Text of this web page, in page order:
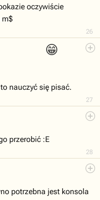
26
oczywiście
m$
😁
27
nauczyć się pisać.
28
przerobić :E
potrzebna jest konsola